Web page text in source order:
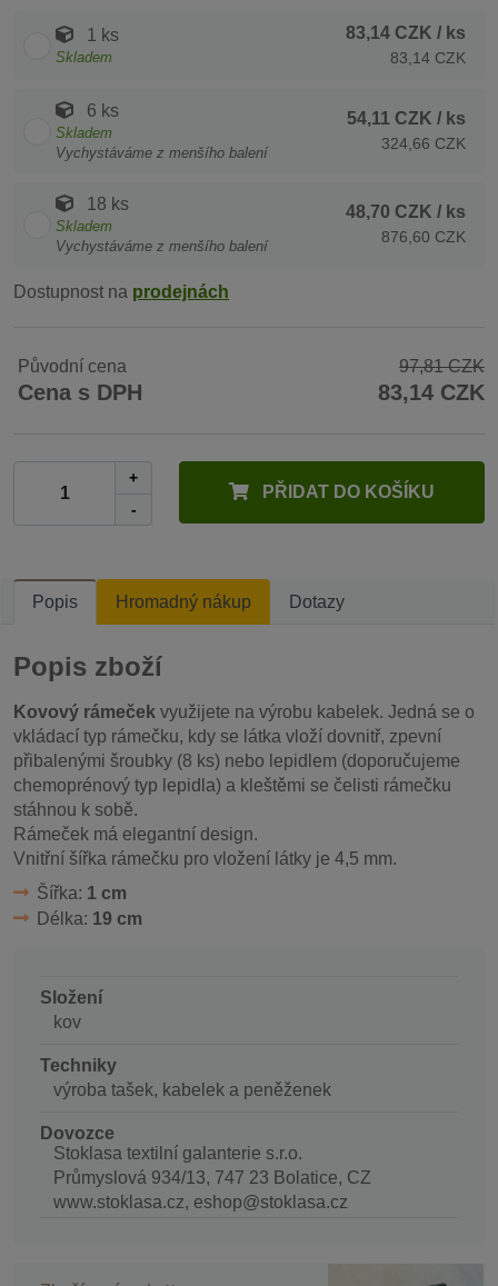
1 ks
Skladem
83,14 CZK / ks
83,14 CZK
6 ks
Skladem
Vychystáváme z menšího balení
54,11 CZK / ks
324,66 CZK
18 ks
Skladem
Vychystáváme z menšího balení
48,70 CZK / ks
876,60 CZK
Dostupnost na prodejnách
Původní cena 97,81 CZK
Cena s DPH 83,14 CZK
+
-
PŘIDAT DO KOŠÍKU
Popis Hromadný nákup Dotazy
Popis zboží
Kovový rámeček využijete na výrobu kabelek. Jedná se o
vkládací typ rámečku, kdy se látka vloží dovnitř, zpevní
přibalenými šroubky (8 ks) nebo lepidlem (doporučujeme
chemoprénový typ lepidla) a kleštěmi se čelisti rámečku
stáhnou k sobě.
Rámeček má elegantní design.
Vnitřní šířka rámečku pro vložení látky je 4,5 mm.
Šířka: 1 cm
Délka: 19 cm
Složení
kov
Techniky
výroba tašek, kabelek a peněženek
Dovozce
Stoklasa textilní galanterie s.r.o.
Průmyslová 934/13, 747 23 Bolatice, CZ
www.stoklasa.cz, eshop@stoklasa.cz